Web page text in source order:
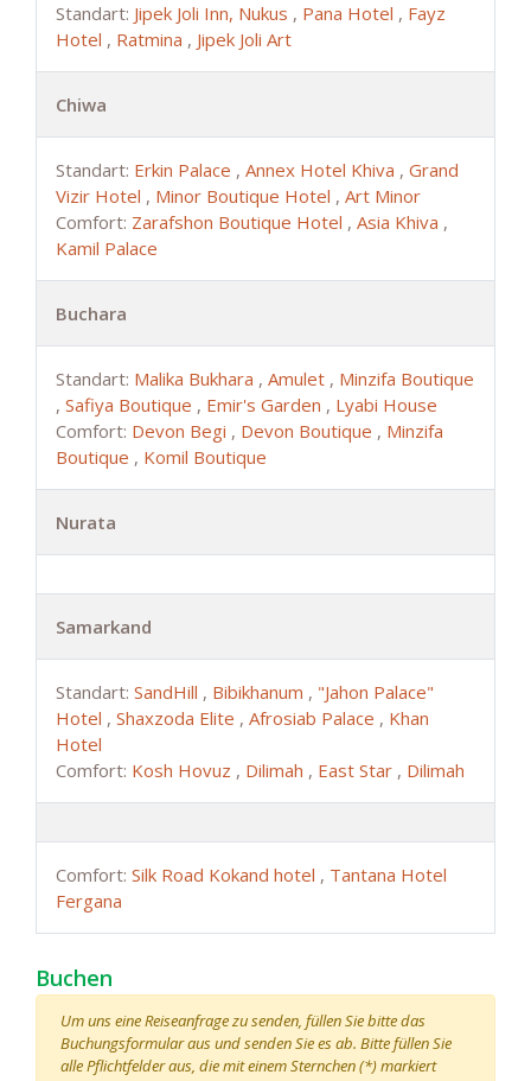
Standart: Jipek Joli Inn, Nukus , Pana Hotel , Fayz
Hotel , Ratmina , Jipek Joli Art
Chiwa
Standart: Erkin Palace , Annex Hotel Khiva , Grand
Vizir Hotel , Minor Boutique Hotel , Art Minor
Comfort: Zarafshon Boutique Hotel , Asia Khiva ,
Kamil Palace
Buchara
Standart: Malika Bukhara , Amulet , Minzifa Boutique
, Safiya Boutique , Emir's Garden , Lyabi House
Comfort: Devon Begi , Devon Boutique , Minzifa
Boutique , Komil Boutique
Nurata
Samarkand
Standart: SandHill , Bibikhanum , "Jahon Palace"
Hotel , Shaxzoda Elite , Afrosiab Palace , Khan
Hotel
Comfort: Kosh Hovuz , Dilimah , East Star , Dilimah
Comfort: Silk Road Kokand hotel , Tantana Hotel
Fergana
Buchen
Um uns eine Reiseanfrage zu senden, füllen Sie bitte das
Buchungsformular aus und senden Sie es ab. Bitte füllen Sie
alle Pflichtfelder aus, die mit einem Sternchen (*) markiert